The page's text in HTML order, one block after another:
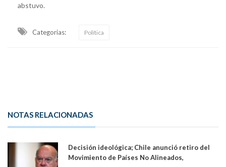
abstuvo.
Categorias: Política
NOTAS RELACIONADAS
Decisión ideológica; Chile anunció retiro del
Movimiento de Países No Alineados,